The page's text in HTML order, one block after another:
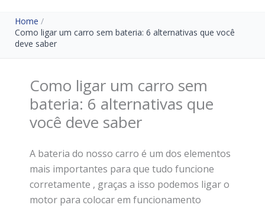
Home
Como ligar um carro sem bateria: 6 alternativas que você
deve saber
Como ligar um carro sem
bateria: 6 alternativas que
você deve saber
A bateria do nosso carro é um dos elementos
mais importantes para que tudo funcione
corretamente , graças a isso podemos ligar o
motor para colocar em funcionamento